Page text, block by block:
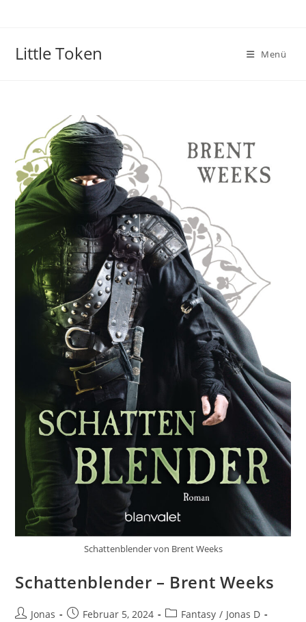
Little Token Menü
Schattenblender von Brent Weeks
Schattenblender – Brent Weeks
Jonas Februar 5, 2024 Fantasy / Jonas D